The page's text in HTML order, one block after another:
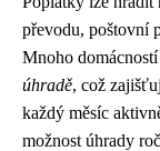
převodu, poštovní
Mnoho
úhradě, což
každý měsíc
možnost úhrady